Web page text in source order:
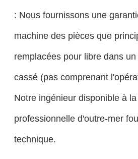
: Nous fournissons une
machine des pièces que
remplacées pour libre dans
cassé (pas comprenant
Notre ingénieur disponible à
professionnelle d'outre-mer
technique.